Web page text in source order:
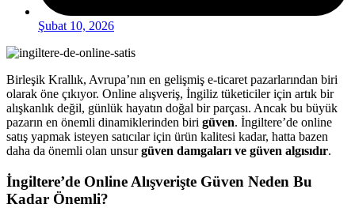
Şubat 10, 2026
Birleşik Krallık, Avrupa’nın en gelişmiş e-ticaret pazarlarından biri
olarak öne çıkıyor. Online alışveriş, İngiliz tüketiciler için artık bir
alışkanlık değil, günlük hayatın doğal bir parçası. Ancak bu büyük
pazarın en önemli dinamiklerinden biri güven. İngiltere’de online
satış yapmak isteyen satıcılar için ürün kalitesi kadar, hatta bazen
daha da önemli olan unsurgüven damgaları ve güven algısıdır.
İngiltere’de Online Alışverişte Güven Neden Bu
Kadar Önemli?